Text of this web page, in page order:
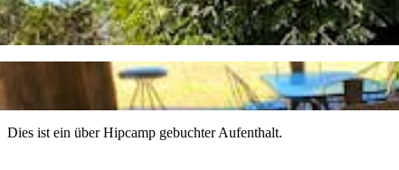
Dies ist ein über Hipcamp gebuchter Aufenthalt.